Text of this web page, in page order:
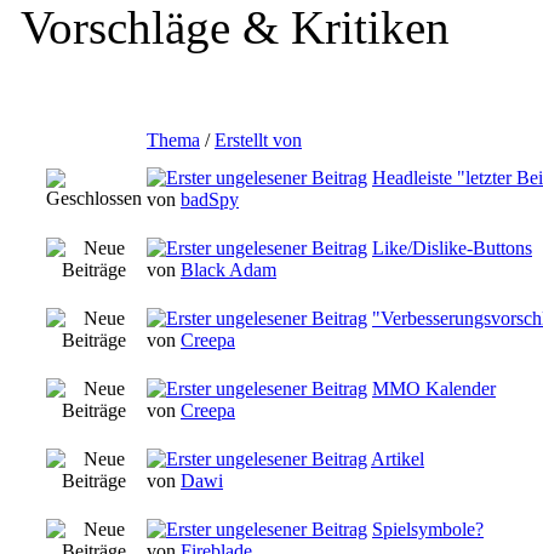
Vorschläge & Kritiken
Thema /Erstellt von
Headleiste "letzter
von badSpy
Like/Dislike-Buttons
von Black Adam
von Creepa
MMO Kalender
von Creepa
Artikel
von Dawi
Spielsymbole?